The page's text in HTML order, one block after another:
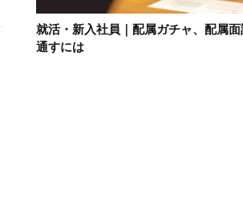
就活・新入社員｜配属ガチャ、配属
通すには